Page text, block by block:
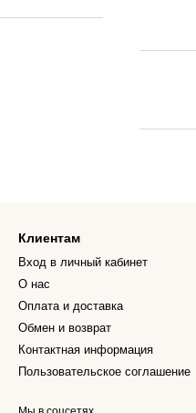
Клиентам
Вход в личный кабинет
О нас
Оплата и доставка
Обмен и возврат
Контактная информация
Пользовательское соглашение